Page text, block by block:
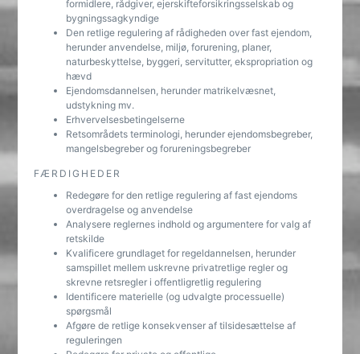
formidlere, rådgiver, ejerskifteforsikringsselskab og
bygningssagkyndige
Den retlige regulering af rådigheden over fast ejendom,
herunder anvendelse, miljø, forurening, planer,
naturbeskyttelse, byggeri, servitutter, ekspropriation og
hævd
Ejendomsdannelsen, herunder matrikelvæsnet,
udstykning mv.
Erhvervelsesbetingelserne
Retsområdets terminologi, herunder ejendomsbegreber,
mangelsbegreber og forureningsbegreber
FÆRDIGHEDER
Redegøre for den retlige regulering af fast ejendoms
overdragelse og anvendelse
Analysere reglernes indhold og argumentere for valg af
retskilde
Kvalificere grundlaget for regeldannelsen, herunder
samspillet mellem uskrevne privatretlige regler og
skrevne retsregler i offentligretlig regulering
Identificere materielle (og udvalgte processuelle)
spørgsmål
Afgøre de retlige konsekvenser af tilsidesættelse af
reguleringen